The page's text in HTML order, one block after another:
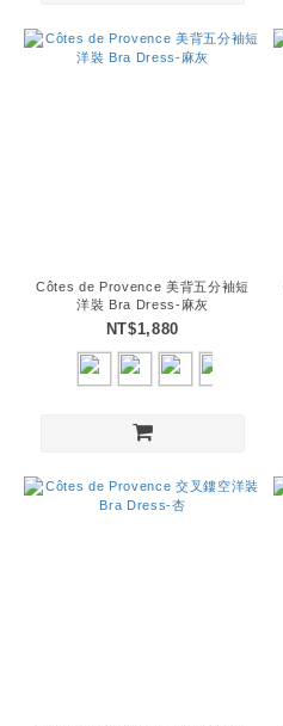
Côtes de Provence 美背五分袖短
洋裝 Bra Dress-麻灰
NT$1,880